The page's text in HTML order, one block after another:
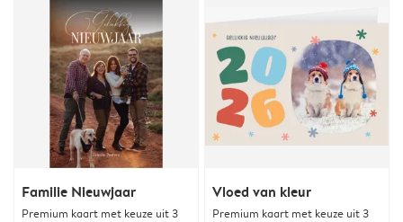
Familie Nieuwjaar
Premium kaart met keuze uit 3
Vloed van kleur
Premium kaart met keuze uit 3